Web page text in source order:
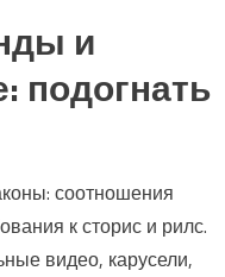
и
подогнать
соотношения
к сторис и рилс.
видео, карусели,